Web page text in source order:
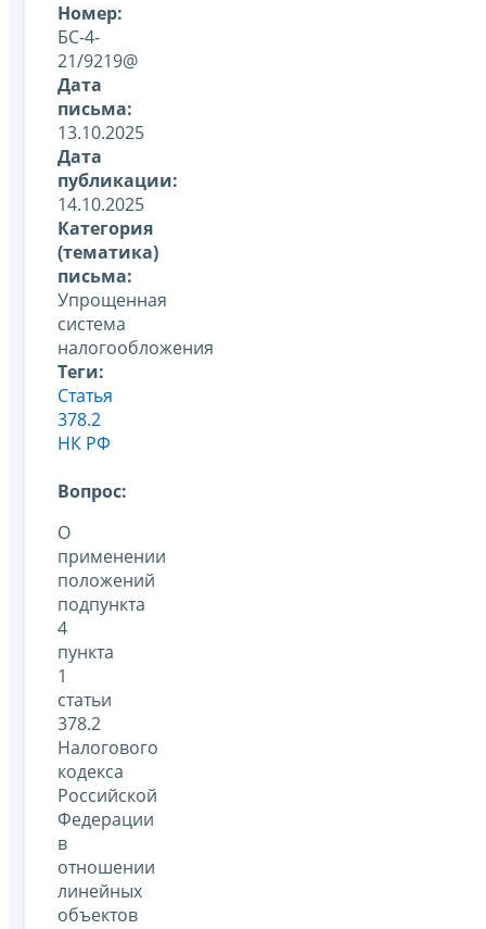
Номер:
БС-4-
21/9219@
Дата
письма:
13.10.2025
Дата
публикации:
14.10.2025
Категория
(тематика)
письма:
Упрощенная
система
налогообложения
Теги:
Статья
378.2
НК РФ
Вопрос:
О
применении
положений
подпункта
4
пункта
1
статьи
378.2
Налогового
кодекса
Российской
Федерации
в
отношении
линейных
объектов